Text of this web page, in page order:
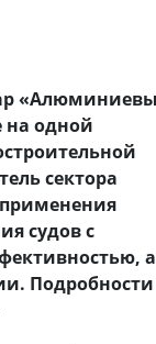
на одной
сектора
судов с
а
Подробности